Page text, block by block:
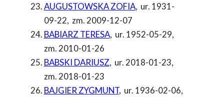
AUGUSTOWSKA ZOFIA, ur. 1931-
09-22, zm. 2009-12-07
BABIARZ TERESA, ur. 1952-05-29,
zm. 2010-01-26
BABSKI DARIUSZ, ur. 2018-01-23,
zm. 2018-01-23
BAJGIER ZYGMUNT, ur. 1936-02-06,